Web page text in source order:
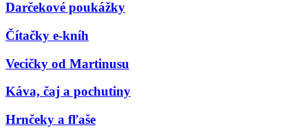
Darčekové poukážky
Čítačky e-kníh
Vecičky od Martinusu
Káva, čaj a pochutiny
Hrnčeky a fľaše